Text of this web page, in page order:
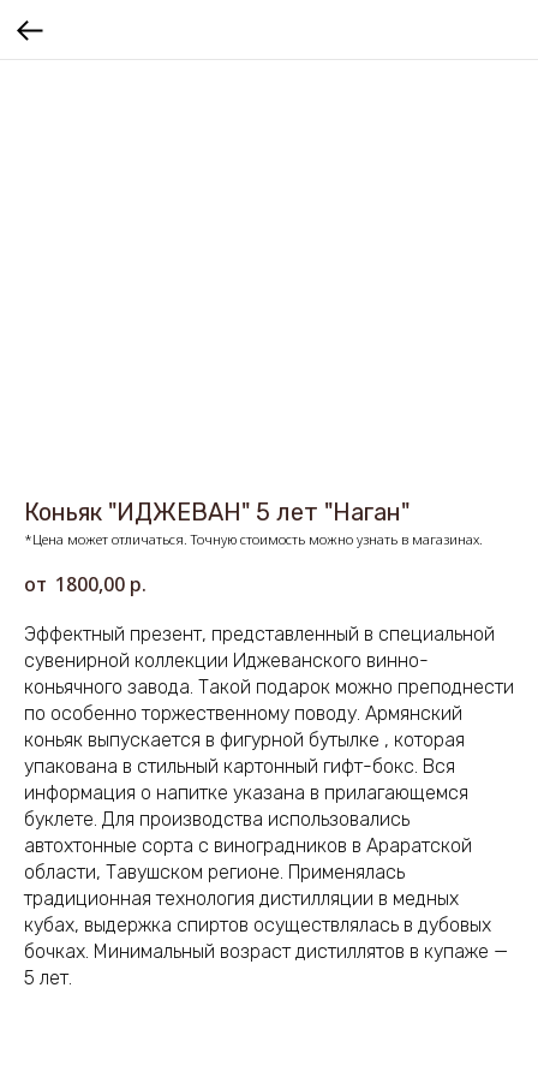
Коньяк "ИДЖЕВАН" 5 лет "Наган"
*Цена может отличаться. Точную стоимость можно узнать в магазинах.
1800,00 р.
Эффектный презент, представленный в специальной
сувенирной коллекции Иджеванского винно-
коньячного завода. Такой подарок можно преподнести
по особенно торжественному поводу. Армянский
коньяк выпускается в фигурной бутылке , которая
упакована в стильный картонный гифт-бокс. Вся
информация о напитке указана в прилагающемся
буклете. Для производства использовались
автохтонные сорта с виноградников в Араратской
области, Тавушском регионе. Применялась
традиционная технология дистилляции в медных
кубах, выдержка спиртов осуществлялась в дубовых
бочках. Минимальный возраст дистиллятов в купаже —
5 лет.